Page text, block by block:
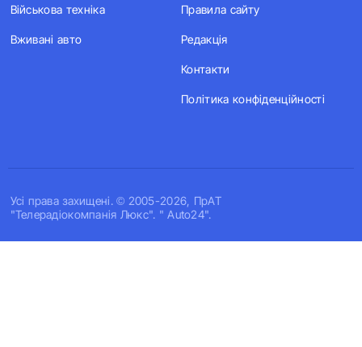
Усi права захищенi. © 2005-2026, ПрАТ
"Телерадіокомпанія Люкс". " Auto24".
Військова техніка
Вживані авто
Правила сайту
Редакція
Контакти
Політика конфіденційності